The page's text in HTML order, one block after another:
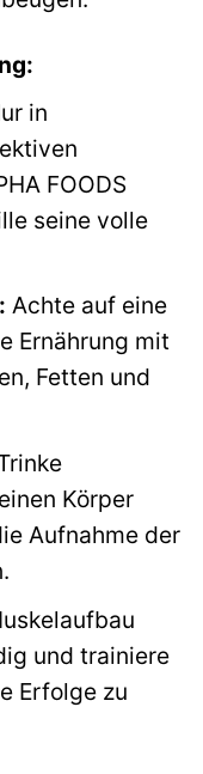
in
FOODS
seine volle
Achte auf eine
Ernährung mit
Fetten und
Körper
Aufnahme der
und trainiere
Erfolge zu